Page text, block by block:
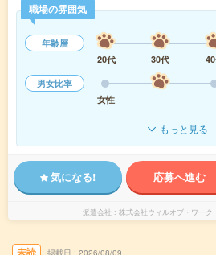
職場の雰囲気
年齢層
20代
30代
男女比率
女性
もっと見る
気になる! 応募へ進む
派遣会社 株式会社ウィルオブ・ワー
未読 掲載日 2026/08/09